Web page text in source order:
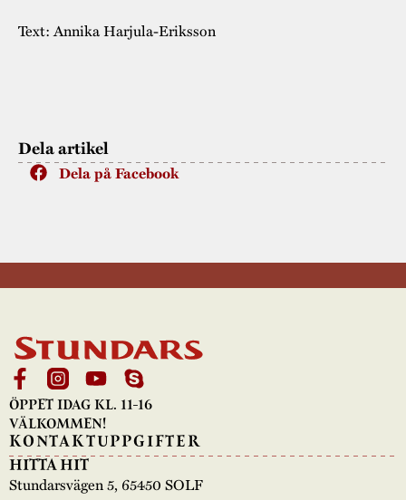
Dela artikel
Dela på Facebook
Text: Annika Harjula-Eriksson
ÖPPET IDAG KL. 11-16
VÄLKOMMEN!
KONTAKTUPPGIFTER
HITTA HIT
Stundarsvägen 5, 65450 SOLF